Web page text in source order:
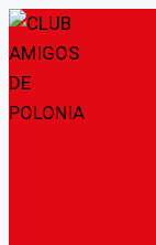
Saltar
al
contenido